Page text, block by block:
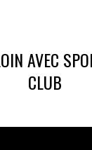
AVEC
CLUB